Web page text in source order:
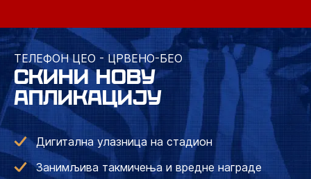
ТЕЛЕФОН ЦЕО - ЦРВЕНО-БЕО
СКИНИ НОВУ
АПЛИКАЦИЈУ
Дигитална улазница на стадион
Занимљива такмичења и вредне награде